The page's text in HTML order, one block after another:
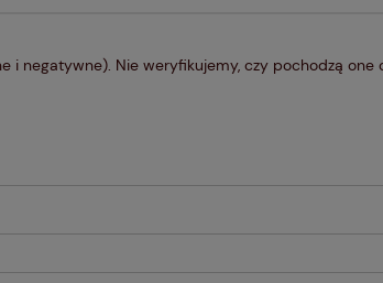
i negatywne). Nie weryfikujemy, czy pochodzą one